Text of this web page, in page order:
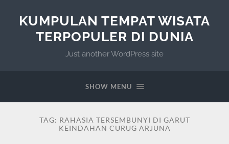
KUMPULAN TEMPAT WISATA
TERPOPULER DI DUNIA
Just another WordPress site
SHOW MENU
TAG: RAHASIA TERSEMBUNYI DI GARUT
KEINDAHAN CURUG ARJUNA